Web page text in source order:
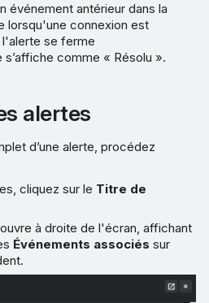
événement antérieur dans la
lorsqu'une connexion est
se ferme
s’affiche comme « Résolu ».
alertes
d’une alerte, procédez
cliquez sur le Titre de
à droite de l'écran, affichant
Événements associés sur